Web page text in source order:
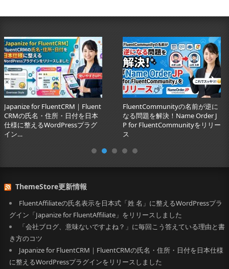
AI検索の”参照元”はあなたのブロ
グかもしれない！ゼロクリック
時代のコンテンツ戦…
生成AI時代のSEO新基準「GEO」
とは？自社ブランドをAIに推薦
させるGEO対策の具体策
ThemeStore更新情報
FluentAffiliateの氏名表示を日本式「姓 名」に整えるWordPressプラ
グイン「Japanize for FluentAffiliate」をリリースしました
「会社ブログ、意味ないですよね？」に毎回こう答えている理由と書
き方のコツ
Japanize for FluentCRM｜FluentCRMの氏名・住所・日付を日本仕様
に整えるWordPressプラグインをリリースしました